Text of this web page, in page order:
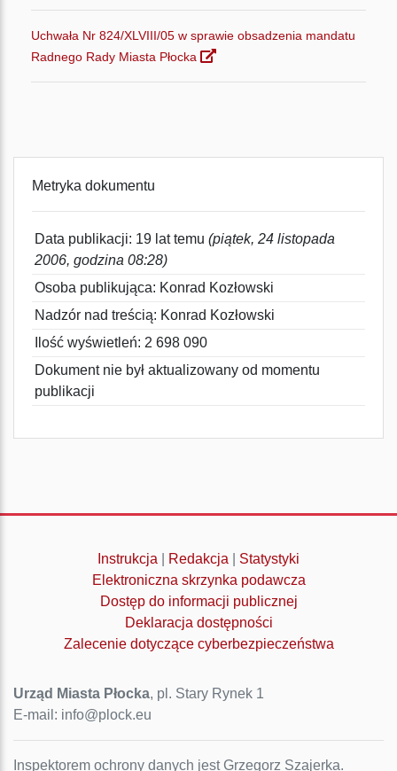
Uchwała Nr 824/XLVIII/05 w sprawie obsadzenia mandatu
Radnego Rady Miasta Płocka
Metryka dokumentu
Data publikacji: 19 lat temu (piątek, 24 listopada
2006, godzina 08:28)
Osoba publikująca: Konrad Kozłowski
Nadzór nad treścią: Konrad Kozłowski
Ilość wyświetleń: 2 698 090
Dokument nie był aktualizowany od momentu
publikacji
Instrukcja Redakcja
Statystyki
Elektroniczna skrzynka podawcza
Dostęp do informacji publicznej
Deklaracja dostępności
Zalecenie dotyczące cyberbezpieczeństwa
Urząd Miasta Płocka, pl. Stary Rynek 1
E-mail: info@plock.eu
Inspektorem ochrony danych jest Grzegorz Szajerka.